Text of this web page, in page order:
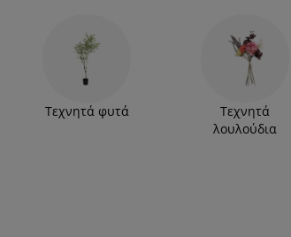
Τεχνητά φυτά
Τεχνητά
λουλούδια